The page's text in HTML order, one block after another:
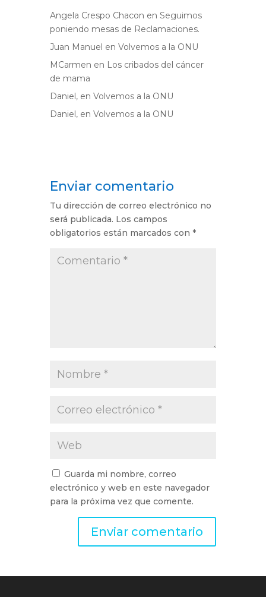
Angela Crespo Chacon en Seguimos
poniendo mesas de Reclamaciones.
Juan Manuel en Volvemos a la ONU
MCarmen en Los cribados del cáncer
de mama
Daniel, en Volvemos a la ONU
Daniel, en Volvemos a la ONU
Enviar comentario
Tu dirección de correo electrónico no
será publicada. Los campos
obligatorios están marcados con *
Guarda mi nombre, correo
electrónico y web en este navegador
para la próxima vez que comente.